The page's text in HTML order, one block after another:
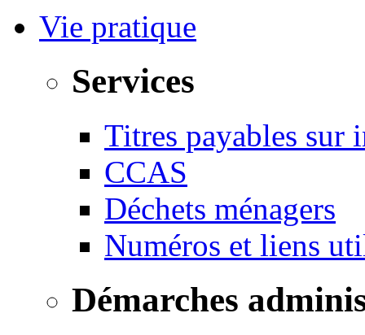
Vie pratique
Services
Titres payables sur
CCAS
Déchets ménagers
Numéros et liens
Démarches